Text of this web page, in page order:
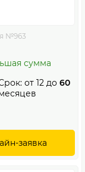
№963
сумма
от 12до 60
заявка